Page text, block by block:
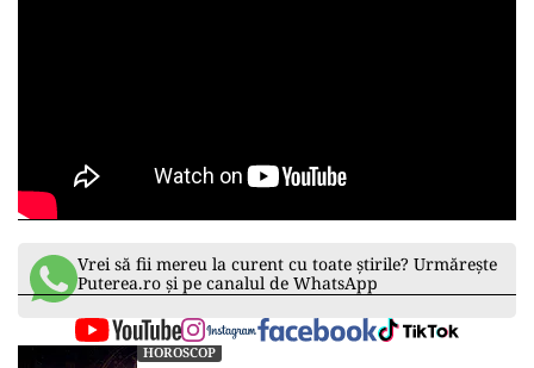
Vrei să fii mereu la curent cu toate știrile? Urmărește
Puterea.ro și pe canalul de WhatsApp
HOROSCOP